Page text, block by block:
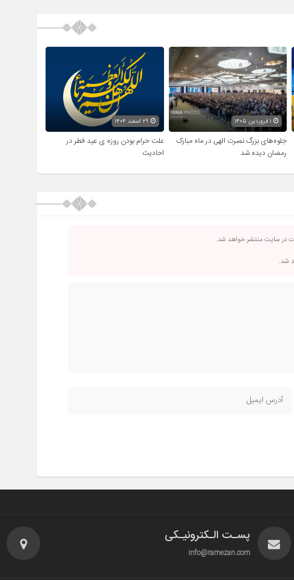
جلوه‌های بزرگ نصرت الهی در ماه مبارک
رمضان دیده شد
علت حرام بودن روزه ی عید فطر در
احادیث
در سایت منتشر خواهد شد.
شد.
پسـت الـکترونیـکی
info@ramezan.com